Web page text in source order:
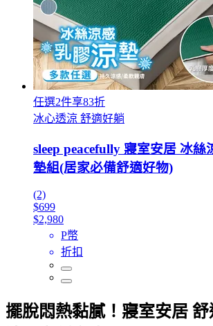
任選2件享83折
冰心透涼 舒適好躺
sleep peacefully 寢室安居 冰
墊組(居家必備舒適好物)
(2)
$699
$2,980
P幣
折扣
擺脫悶熱黏膩！寢室安居